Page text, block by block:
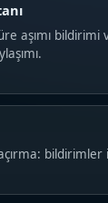
aşımı bildirimi
bildirimler